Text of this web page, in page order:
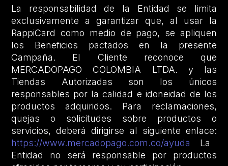
La responsabilidad de la Entidad se limita
exclusivamente a garantizar que, al usar la
RappiCard como medio de pago, se apliquen
los Beneficios pactados en la presente
Campaña. El Cliente reconoce que
MERCADOPAGO COLOMBIA LTDA. y las
Tiendas Autorizadas son los únicos
responsables por la calidad e idoneidad de los
productos adquiridos. Para reclamaciones,
quejas o solicitudes sobre productos o
servicios, deberá dirigirse al siguiente enlace:
https://www.mercadopago.com.co/ayuda
La
Entidad no será responsable por productos